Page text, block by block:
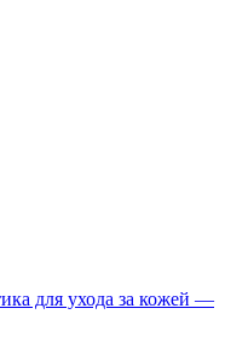
для ухода за кожей —